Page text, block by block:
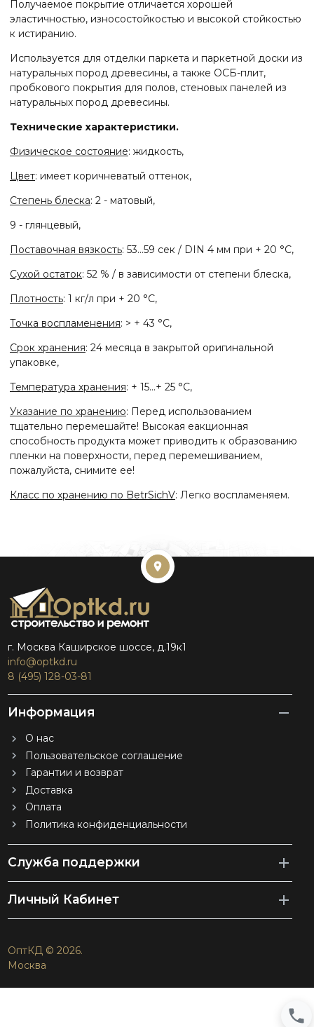
Получаемое покрытие отличается хорошей
эластичностью, износостойкостью и высокой стойкостью
к истиранию.
Используется для отделки паркета и паркетной доски из
натуральных пород древесины, а также ОСБ-плит,
пробкового покрытия для полов, стеновых панелей из
натуральных пород древесины.
Технические характеристики.
Физическое состояние: жидкость,
Цвет: имеет коричневатый оттенок,
Степень блеска: 2 - матовый,
9 - глянцевый,
Поставочная вязкость: 53...59 сек / DIN 4 мм при + 20 °С,
Сухой остаток: 52 % / в зависимости от степени блеска,
Плотность: 1 кг/л при + 20 °С,
Точка воспламенения: > + 43 °C,
Срок хранения: 24 месяца в закрытой оригинальной
упаковке,
Температура хранения: + 15...+ 25 °C,
Указание по хранению: Перед использованием
тщательно перемешайте! Высокая еакционная
способность продукта может приводить к образованию
пленки на поверхности, перед перемешиванием,
пожалуйста, снимите ее!
Класс по хранению по BetrSichV: Легко воспламеняем.
г. Москва Каширское шоссе, д.19к1
info@optkd.ru
8 (495) 128-03-81
Информация
О нас
Пользовательское соглашение
Гарантии и возврат
Доставка
Оплата
Политика конфиденциальности
Служба поддержки
Личный Кабинет
ОптКД © 2026.
Москва